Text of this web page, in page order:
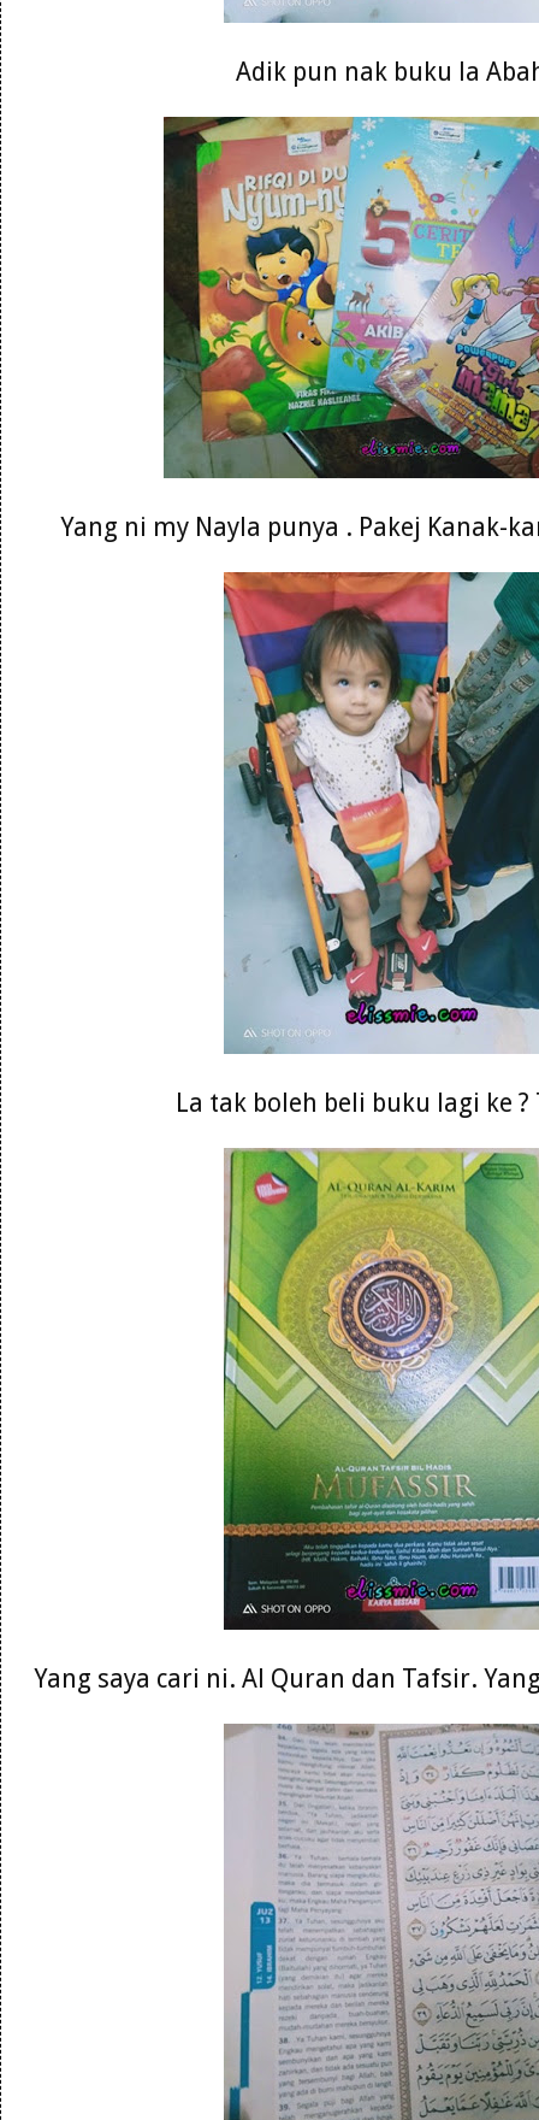
Adik pun nak buku la
Yang ni my Nayla punya . Pakej Kanak-
La tak boleh beli buku lagi ke ?
Yang saya cari ni. Al Quran dan Tafsir.